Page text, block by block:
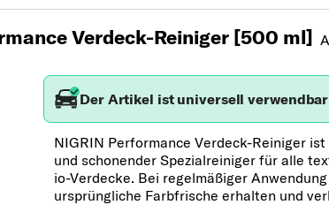
Verdeck-Reiniger [500 ml]
Der Artikel ist universell verwendbar
NIGRIN Performance Verdeck-Reiniger
und schonender Spezialreiniger für alle
io-Verdecke. Bei regelmäßiger
ursprüngliche Farbfrische erhalten und